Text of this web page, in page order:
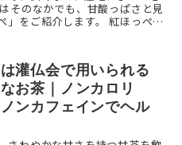
そのなかでも、甘酸っぱさと見
」をご紹介します。 紅ほっぺと
灌仏会で用いられる
お茶｜ノンカロリ
ンカフェインでヘル